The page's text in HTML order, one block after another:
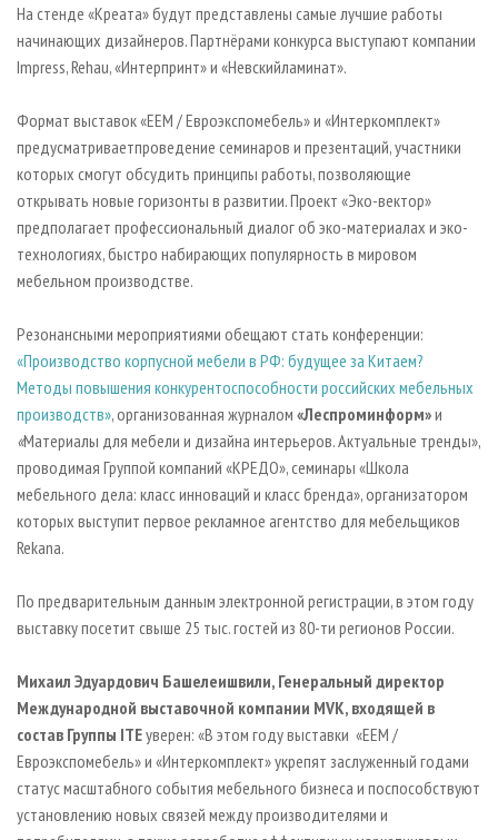
На стенде «Креата» будут представлены самые лучшие работы
начинающих дизайнеров. Партнёрами конкурса выступают компании
Impress, Rehau, «Интерпринт» и «Невскийламинат».
Формат выставок «EEM / Евроэкспомебель» и «Интеркомплект»
предусматриваетпроведение семинаров и презентаций, участники
которых смогут обсудить принципы работы, позволяющие
открывать новые горизонты в развитии. Проект «Эко-вектор»
предполагает профессиональный диалог об эко-материалах и эко-
технологиях, быстро набирающих популярность в мировом
мебельном производстве.
Резонансными мероприятиями обещают стать конференции:
«Производство корпусной мебели в РФ: будущее за Китаем?
Методы повышения конкурентоспособности российских мебельных
производств», организованная журналом «Леспроминформ»и
«Материалы для мебели и дизайна интерьеров. Актуальные тренды»,
проводимая Группой компаний «КРЕДО», семинары «Школа
мебельного дела: класс инноваций и класс бренда», организатором
которых выступит первое рекламное агентство для мебельщиков
Rekana.
По предварительным данным электронной регистрации, в этом году
выставку посетит свыше 25 тыс. гостей из 80-ти регионов России.
Михаил Эдуардович Башелеишвили, Генеральный директор
Международной выставочной компании MVK, входящей в
состав Группы ITEуверен: «В этом году выставки «EEM /
Евроэкспомебель» и «Интеркомплект» укрепят заслуженный годами
статус масштабного события мебельного бизнеса и поспособствуют
установлению новых связей между производителями и